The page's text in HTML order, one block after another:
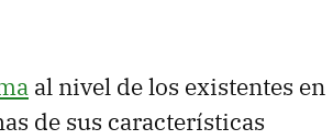
al nivel de los existentes en
de sus características